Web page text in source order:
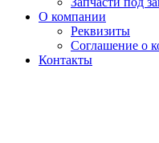
О компании
Реквизиты
Соглашение о
Контакты